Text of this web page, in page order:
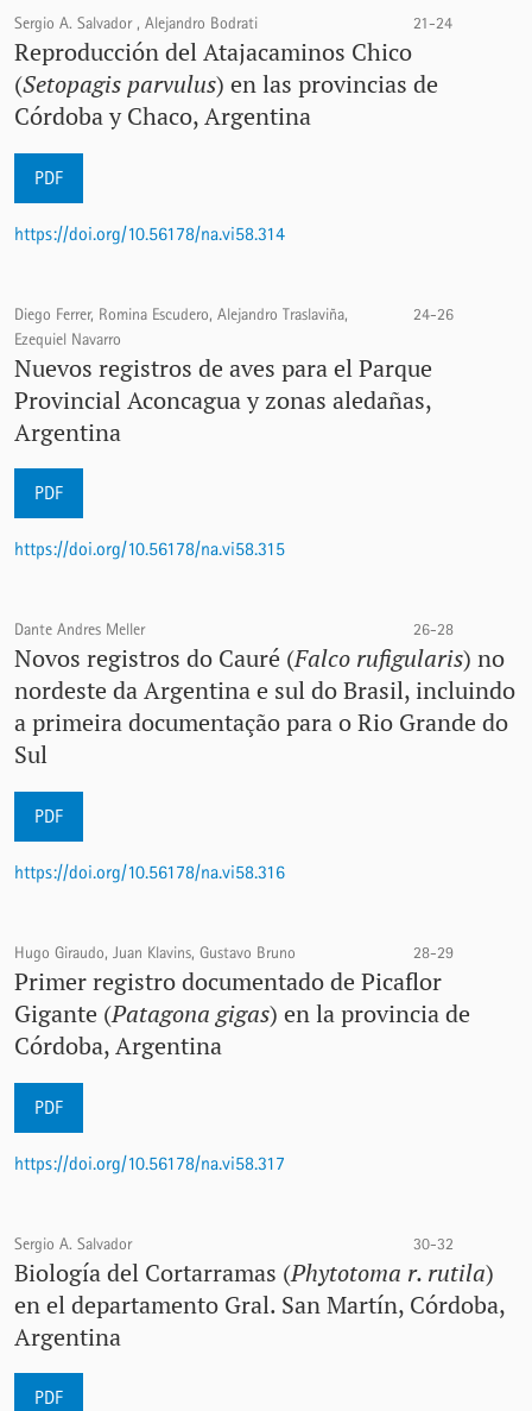
Sergio A. Salvador , Alejandro Bodrati 21-24
Reproducción del Atajacaminos Chico
(Setopagis parvulus) en las provincias de
Córdoba y Chaco, Argentina
PDF
https://doi.org/10.56178/na.vi58.314
Diego Ferrer, Romina Escudero, Alejandro Traslaviña,
Ezequiel Navarro
24-26
Nuevos registros de aves para el Parque
Provincial Aconcagua y zonas aledañas,
Argentina
PDF
https://doi.org/10.56178/na.vi58.315
Dante Andres Meller 26-28
Novos registros do Cauré (Falco rufigularis) no
nordeste da Argentina e sul do Brasil, incluindo
a primeira documentação para o Rio Grande do
Sul
PDF
https://doi.org/10.56178/na.vi58.316
Hugo Giraudo, Juan Klavins, Gustavo Bruno 28-29
Primer registro documentado de Picaflor
Gigante (Patagona gigas) en la provincia de
Córdoba, Argentina
PDF
https://doi.org/10.56178/na.vi58.317
Sergio A. Salvador 30-32
Biología del Cortarramas (Phytotoma r. rutila)
en el departamento Gral. San Martín, Córdoba,
Argentina
PDF